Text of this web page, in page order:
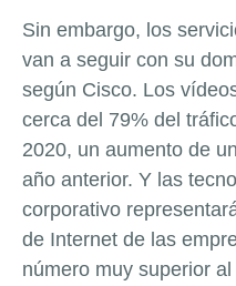
Sin embargo, los
van a seguir con su
según Cisco. Los
cerca del 79% del
2020, un aumento de
año anterior. Y las
corporativo
de Internet de las
número muy superior